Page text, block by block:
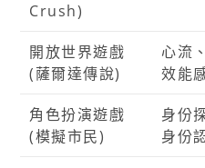
Crush)
開放世界遊戲
(薩爾達傳說)
心流
效能
角色扮演遊戲
(模擬市民)
身份
身份